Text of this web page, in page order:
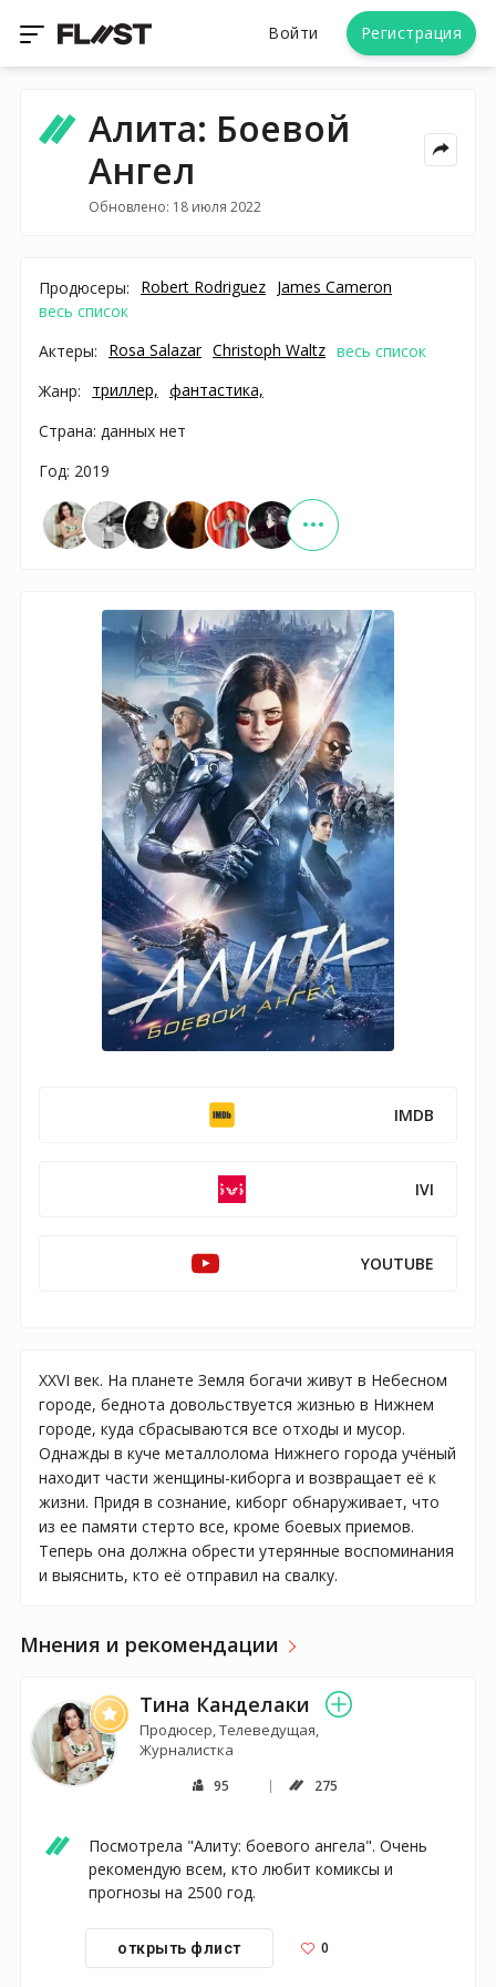
Войти Регистрация
Алита: Боевой
Ангел
Обновлено: 18 июля 2022
Продюсеры: Robert Rodriguez James Cameron
весь список
Актеры:
Rosa Salazar Christoph Waltz весь список
Жанр:
триллер, фантастика,
Страна: данных нет
Год: 2019
IMDB
IVI
YOUTUBE
XXVI век. На планете Земля богачи живут в Небесном
городе, беднота довольствуется жизнью в Нижнем
городе, куда сбрасываются все отходы и мусор.
Однажды в куче металлолома Нижнего города учёный
находит части женщины-киборга и возвращает её к
жизни. Придя в сознание, киборг обнаруживает, что
из ее памяти стерто все, кроме боевых приемов.
Теперь она должна обрести утерянные воспоминания
и выяснить, кто её отправил на свалку.
Мнения и рекомендации
Тина Канделаки
Продюсер, Телеведущая,
Журналистка
95 275
Посмотрела "Алиту: боевого ангела". Очень
рекомендую всем, кто любит комиксы и
прогнозы на 2500 год.
открыть флист 0